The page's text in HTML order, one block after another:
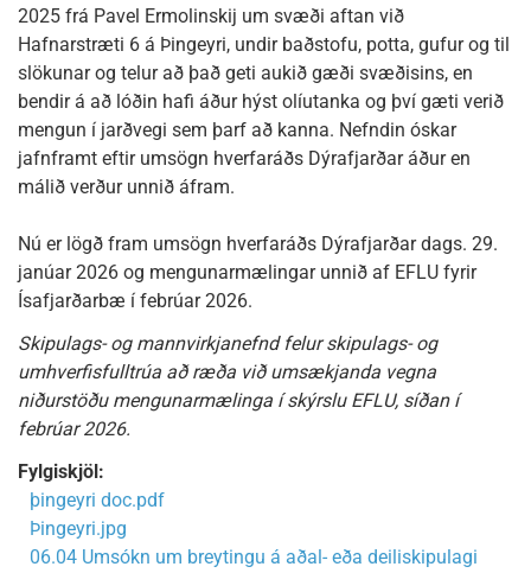
2025 frá Pavel Ermolinskij um svæði aftan við
Hafnarstræti 6 á Þingeyri, undir baðstofu, potta, gufur og til
slökunar og telur að það geti aukið gæði svæðisins, en
bendir á að lóðin hafi áður hýst olíutanka og því gæti verið
mengun í jarðvegi sem þarf að kanna. Nefndin óskar
jafnframt eftir umsögn hverfaráðs Dýrafjarðar áður en
málið verður unnið áfram.
Nú er lögð fram umsögn hverfaráðs Dýrafjarðar dags. 29.
janúar 2026 og mengunarmælingar unnið af EFLU fyrir
Ísafjarðarbæ í febrúar 2026.
Skipulags- og mannvirkjanefnd felur skipulags- og
umhverfisfulltrúa að ræða við umsækjanda vegna
niðurstöðu mengunarmælinga í skýrslu EFLU, síðan í
febrúar 2026.
Fylgiskjöl:
þingeyri doc.pdf
Þingeyri.jpg
06.04 Umsókn um breytingu á aðal- eða deiliskipulagi